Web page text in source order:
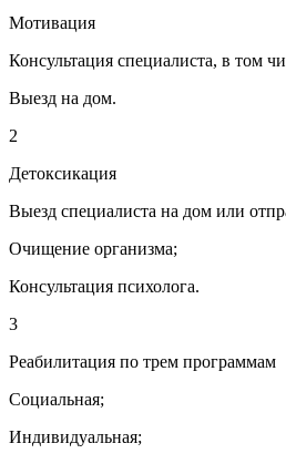
Мотивация
Консультация специалиста, в том
Выезд на дом.
2
Детоксикация
Выезд специалиста на дом или
Очищение организма;
Консультация психолога.
3
Реабилитация по трем программам
Социальная;
Индивидуальная;